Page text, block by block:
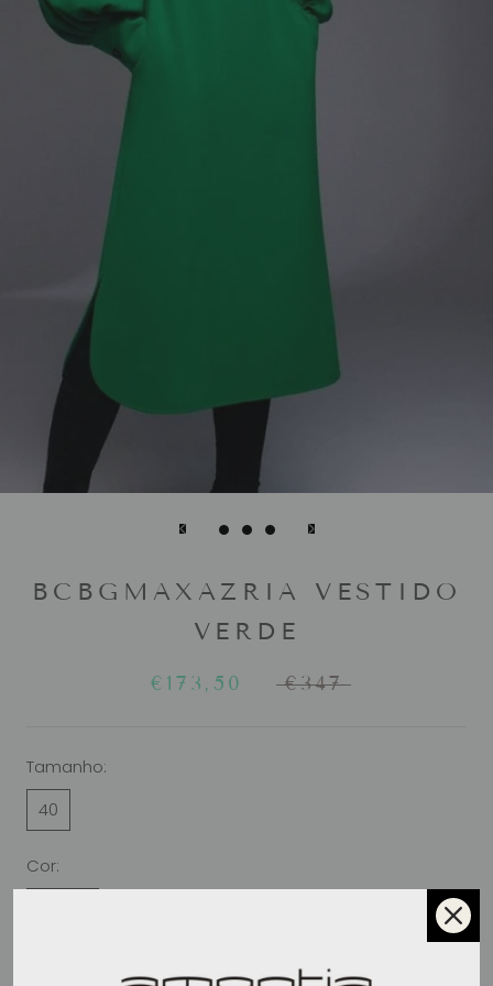
BCBGMAXAZRIA VESTIDO
VERDE
€173,50 €347
Tamanho:
40
Cor:
ADICIONAR AO CARRINHO